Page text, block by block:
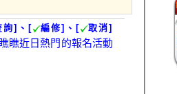
詢]、[ 編修]、[ 取消]
瞧近日熱門的報名活動